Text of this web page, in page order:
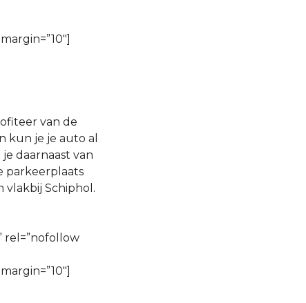
van de
kun je je auto al
daarnaast van
parkeerplaats
Schiphol.
rel=”nofollow